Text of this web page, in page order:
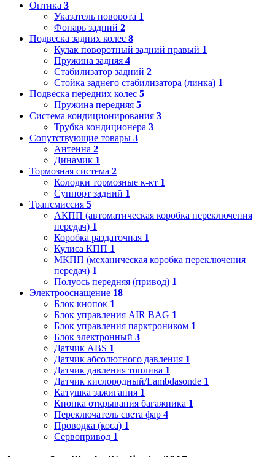
Оптика 3
Указатель поворота 1
Фонарь задний 2
Подвеска задних колес 8
Кулак поворотный задний правый 1
Пружина задняя 4
Стабилизатор задний 2
Стойка заднего стабилизатора (линка) 1
Подвеска передних колес 5
Пружина передняя 5
Система кондиционирования 3
Трубка кондиционера 3
Сопутствующие товары 3
Антенна 2
Динамик 1
Тормозная система 2
Колодки тормозные к-кт 1
Суппорт задний 1
Трансмиссия 5
АКПП (автоматическая коробка переключения
передач) 1
Коробка раздаточная 1
Кулиса КПП 1
МКПП (механическая коробка переключения
передач) 1
Полуось передняя (привод) 1
Электрооснащение 18
Блок кнопок 1
Блок управления AIR BAG 1
Блок управления парктроником 1
Блок электронный 3
Датчик ABS 1
Датчик абсолютного давления 1
Датчик давления топлива 1
Датчик кислородный/Lambdasonde 1
Катушка зажигания 1
Кнопка открывания багажника 1
Переключатель света фар 4
Проводка (коса) 1
Сервопривод 1